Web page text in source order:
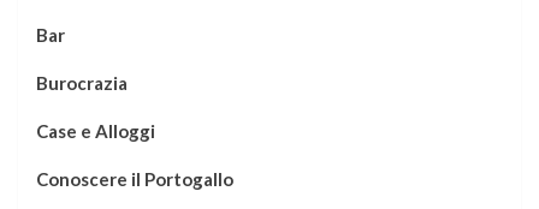
Bar
Burocrazia
Case e Alloggi
Conoscere il Portogallo